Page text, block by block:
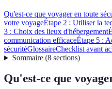
Qu'est-ce que voyager en toute
votre voyageÉtape 2 : Utiliser la
3 : Choix des lieux d'hébergement
communication efficaceÉtape 5 :
sécuritéGlossaireChecklist avant
Sommaire(8 sections)
Qu'est-ce que